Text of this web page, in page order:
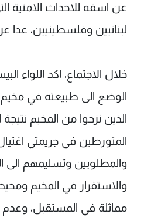
عن اسفه للاحداث الامنية
لبنانيين وفلسطينيين، عدا
خلال الاجتماع، اكد اللواء
الوضع الى طبيعته في مخيم
الذين نزحوا من المخيم
المتورطين في جريمتي
والمطلوبين وتسليمهم الى
والاستقرار في المخيم
مماثلة في المستقبل،